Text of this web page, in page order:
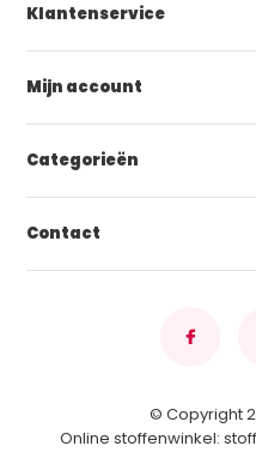
Klantenservice
Mijn account
Categorieën
Contact
© Copyright
Online stoffenwinkel: